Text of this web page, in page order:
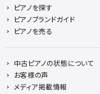
ピアノを探す
ピアノブランドガイド
ピアノを売る
中古ピアノの状態について
お客様の声
メディア掲載情報